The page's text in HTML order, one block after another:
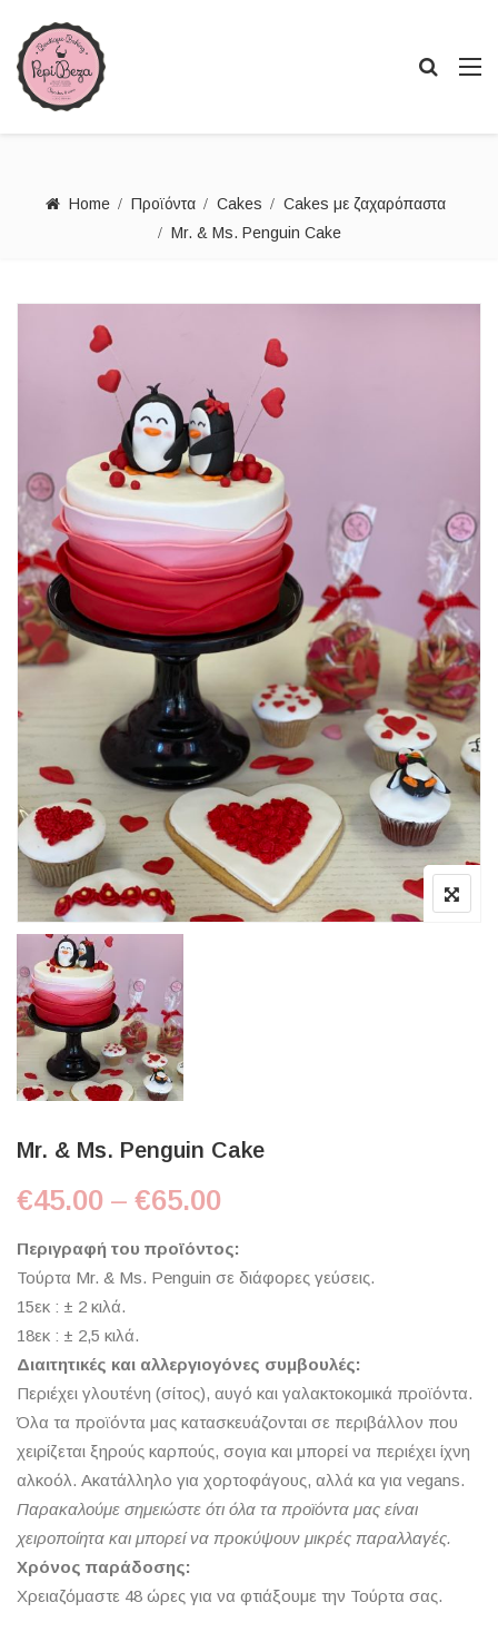
Home Προϊόντα Cakes
Cakes με ζαχαρόπαστα
Mr. & Ms. Penguin Cake
Mr. & Ms. Penguin Cake
€45.00 – €65.00
Περιγραφή του προϊόντος:
Τούρτα Mr. & Ms. Penguin σε διάφορες γεύσεις.
15εκ : ± 2 κιλά.
18εκ : ± 2,5 κιλά.
Διαιτητικές και αλλεργιογόνες συμβουλές:
Περιέχει γλουτένη (σίτος), αυγό και γαλακτοκομικά προϊόντα.
Όλα τα προϊόντα μας κατασκευάζονται σε περιβάλλον που
χειρίζεται ξηρούς καρπούς, σογια και μπορεί να περιέχει ίχνη
αλκοόλ. Ακατάλληλο για χορτοφάγους, αλλά κα για vegans.
Παρακαλούμε σημειώστε ότι όλα τα προϊόντα μας είναι
χειροποίητα και μπορεί να προκύψουν μικρές παραλλαγές.
Χρόνος παράδοσης:
Χρειαζόμαστε 48 ώρες για να φτιάξουμε την Τούρτα σας.